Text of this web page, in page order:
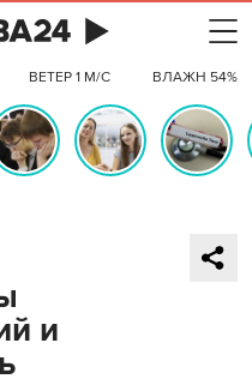
ВЕТЕР 1 М/С ВЛАЖН 54%
и